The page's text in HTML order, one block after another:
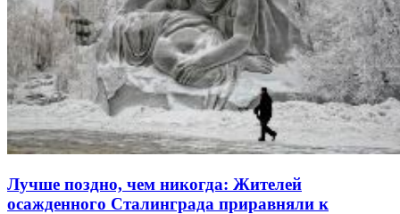
Лучше поздно, чем никогда: Жителей
осажденного Сталинграда приравняли к